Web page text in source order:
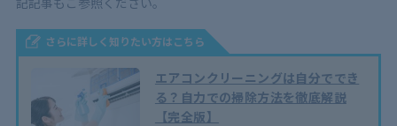
さらに詳しく知りたい方はこちら
エアコンクリーニングは自分ででき
る？自力での掃除方法を徹底解説
【完全版】